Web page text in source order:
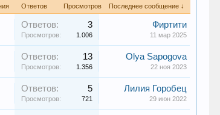
Ответов Просмотров Последнее сообщение ↓
Ответов: 3
Просмотров: 1.006
Фиртити
11 мар 2025
Ответов: 13
Просмотров: 1.356
Olya Sapogova
22 ноя 2023
Ответов: 5
Просмотров: 721
Лилия Горобец
29 июн 2022